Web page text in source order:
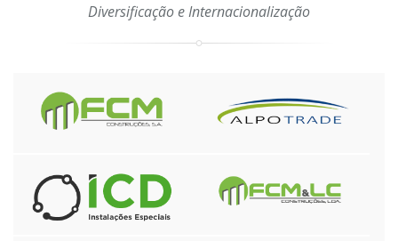
Diversificação e Internacionalização